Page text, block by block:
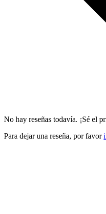
No hay reseñas todavía. ¡Sé el
Para dejar una reseña, por favor